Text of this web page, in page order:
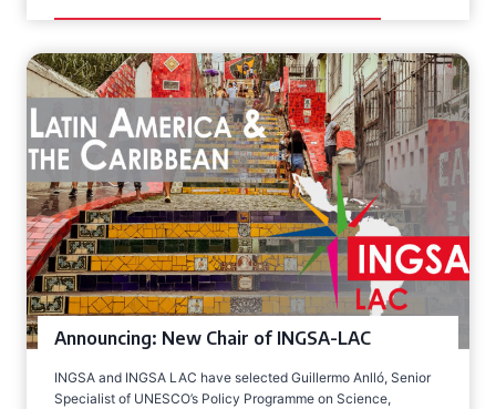
Announcing: New Chair of INGSA-LAC
INGSA and INGSA LAC have selected Guillermo Anlló, Senior
Specialist of UNESCO’s Policy Programme on Science,